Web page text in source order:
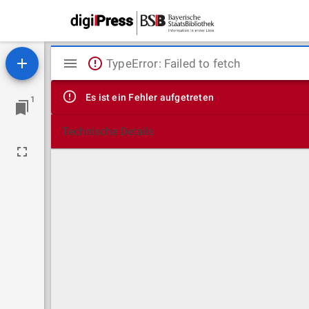
1
Mirador
Viewer
TypeError: Failed to fetch
Es ist ein Fehler aufgetreten
Technische Details